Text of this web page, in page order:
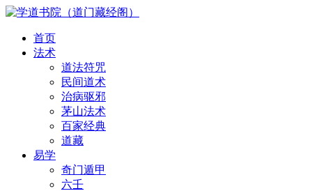
首页
法术
道法符咒
民间道术
治病驱邪
茅山法术
百家经典
道藏
易学
奇门遁甲
六壬